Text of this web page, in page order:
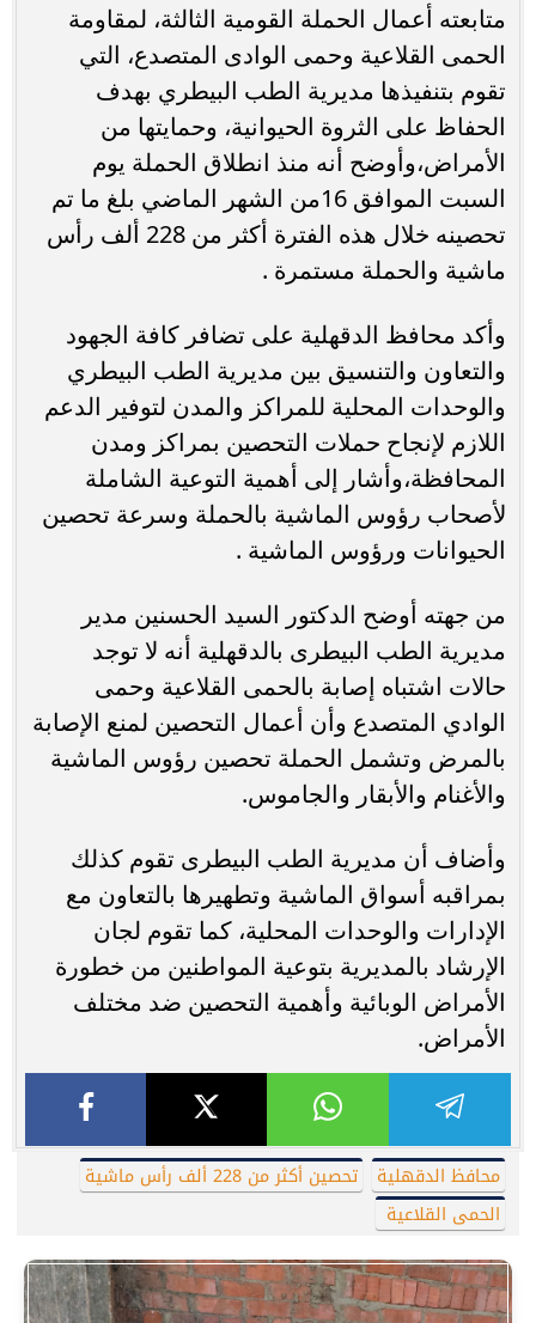
متابعته أعمال الحملة القومية الثالثة، لمقاومة
الحمى القلاعية وحمى الوادى المتصدع، التي
تقوم بتنفيذها مديرية الطب البيطري بهدف
الحفاظ على الثروة الحيوانية، وحمايتها من
الأمراض،وأوضح أنه منذ انطلاق الحملة يوم
السبت الموافق 16من الشهر الماضي بلغ ما تم
تحصينه خلال هذه الفترة أكثر من 228 ألف رأس
ماشية والحملة مستمرة .
وأكد محافظ الدقهلية على تضافر كافة الجهود
والتعاون والتنسيق بين مديرية الطب البيطري
والوحدات المحلية للمراكز والمدن لتوفير الدعم
اللازم لإنجاح حملات التحصين بمراكز ومدن
المحافظة،وأشار إلى أهمية التوعية الشاملة
لأصحاب رؤوس الماشية بالحملة وسرعة تحصين
الحيوانات ورؤوس الماشية .
من جهته أوضح الدكتور السيد الحسنين مدير
مديرية الطب البيطرى بالدقهلية أنه لا توجد
حالات اشتباه إصابة بالحمى القلاعية وحمى
الوادي المتصدع وأن أعمال التحصين لمنع الإصابة
بالمرض وتشمل الحملة تحصين رؤوس الماشية
والأغنام والأبقار والجاموس.
وأضاف أن مديرية الطب البيطرى تقوم كذلك
بمراقبه أسواق الماشية وتطهيرها بالتعاون مع
الإدارات والوحدات المحلية، كما تقوم لجان
الإرشاد بالمديرية بتوعية المواطنين من خطورة
الأمراض الوبائية وأهمية التحصين ضد مختلف
الأمراض.
محافظ الدقهلية
تحصين أكثر من 228 ألف رأس ماشية
الحمى القلاعية